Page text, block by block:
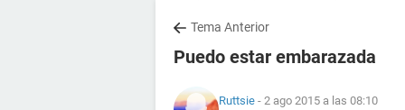
Tema Anterior
Puedo estar embarazada
Ruttsie - 2 ago 2015 a las 08:10